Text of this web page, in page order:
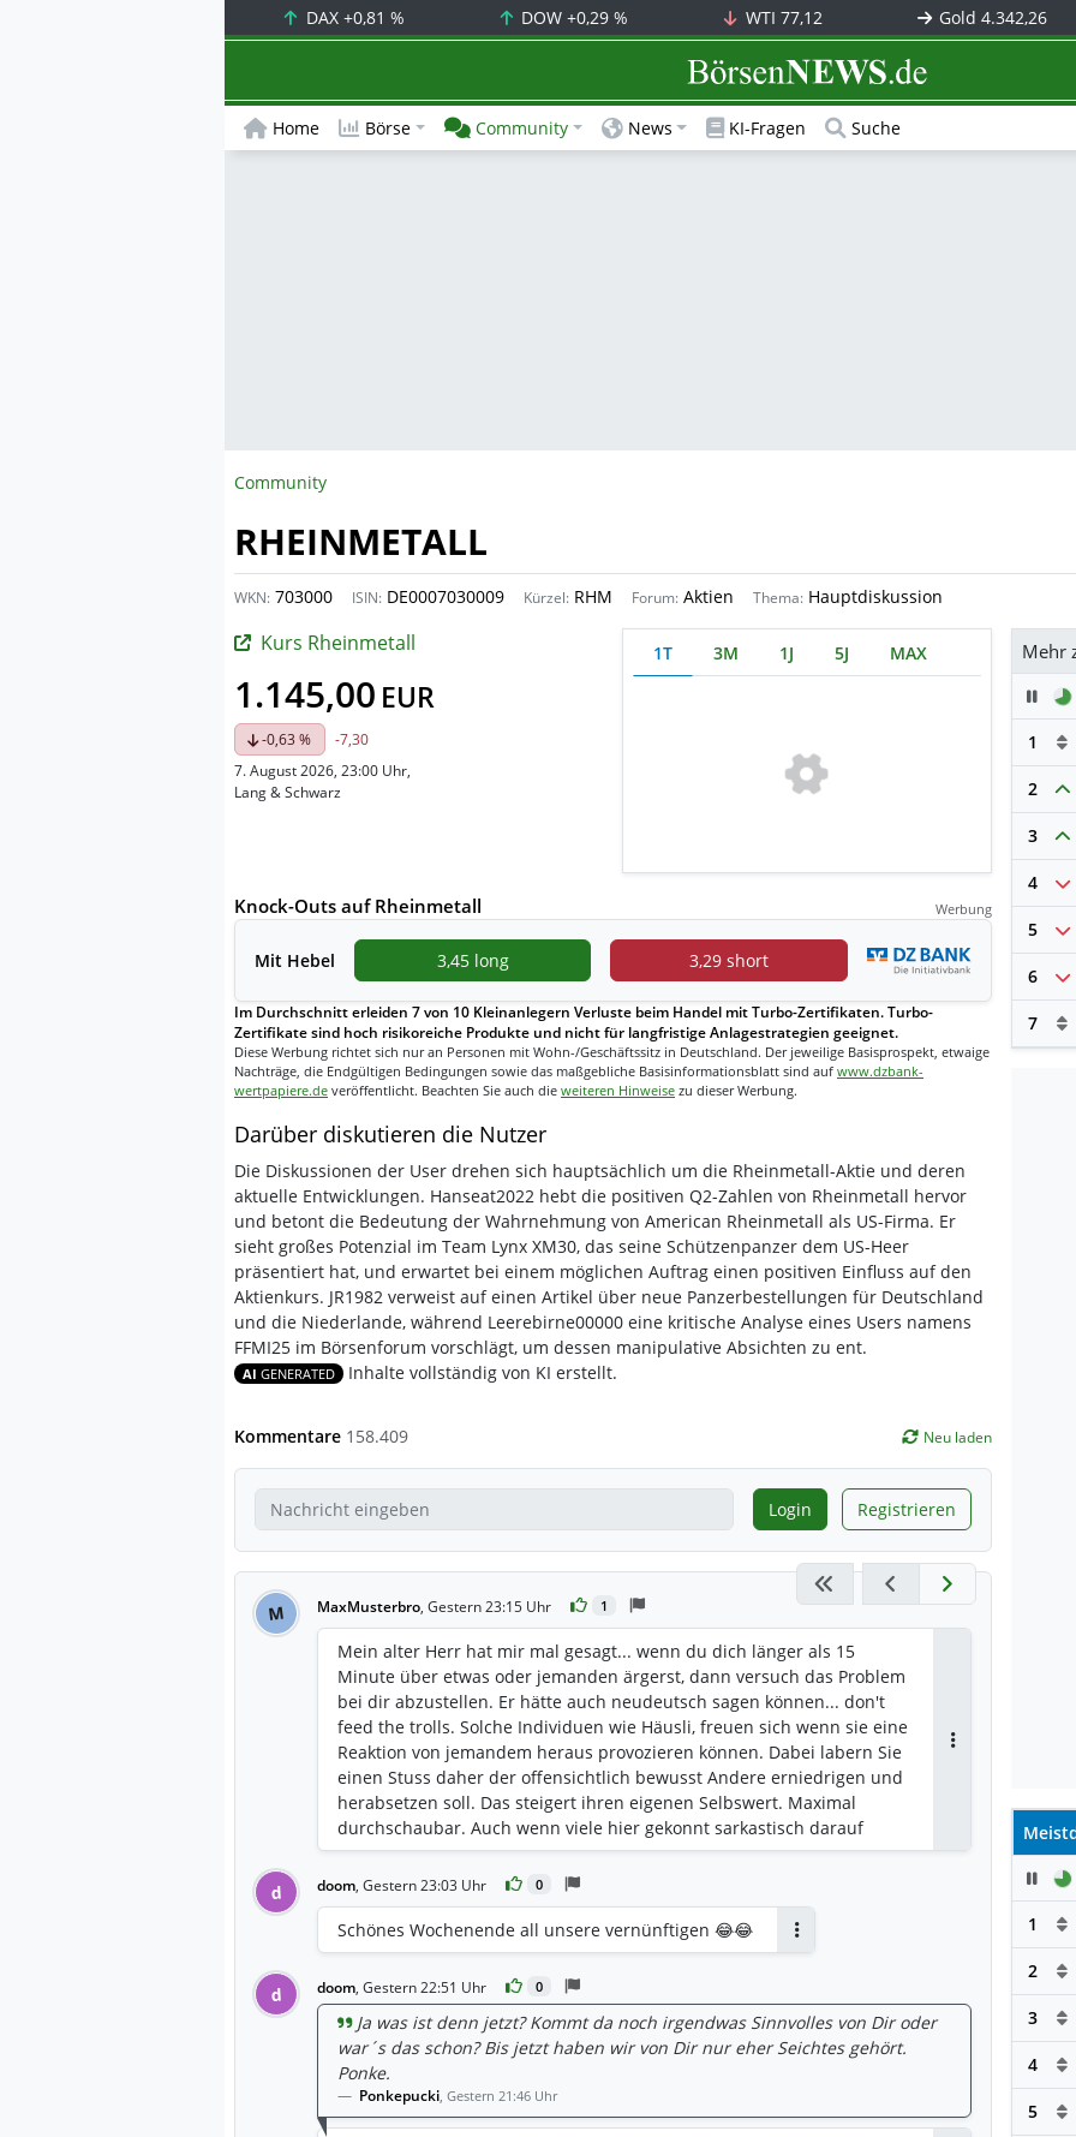
DAX +0,81 % DOW+0,29 % WTI 77,12 Gold4.342,26
BörsenNEWS.de
Home Börse Community News KI-Fragen Suche
Community
RHEINMETALL
WKN: 703000 ISIN: DE0007030009 Kürzel: RHM Forum: Aktien Thema: Hauptdiskussion
Kurs Rheinmetall
1.145,00 EUR
-0,63 %
-7,30
7. August 2026, 23:00 Uhr,
Lang & Schwarz
1T 3M 1J 5J MAX
Knock-Outs auf Rheinmetall Werbung
Mit Hebel 3,45 long 3,29 short
Im Durchschnitt erleiden 7 von 10 Kleinanlegern Verluste beim Handel mit Turbo-Zertifikaten. Turbo-
Zertifikate sind hoch risikoreiche Produkte und nicht für langfristige Anlagestrategien geeignet.
Diese Werbung richtet sich nur an Personen mit Wohn-/Geschäftssitz in Deutschland. Der jeweilige Basisprospekt, etwaige
Nachträge, die Endgültigen Bedingungen sowie das maßgebliche Basisinformationsblatt sind auf www.dzbank-
wertpapiere.de veröffentlicht. Beachten Sie auch die weiteren Hinweise zu dieser Werbung.
Darüber diskutieren die Nutzer
Die Diskussionen der User drehen sich hauptsächlich um die Rheinmetall-Aktie und deren
aktuelle Entwicklungen. Hanseat2022 hebt die positiven Q2-Zahlen von Rheinmetall hervor
und betont die Bedeutung der Wahrnehmung von American Rheinmetall als US-Firma. Er
sieht großes Potenzial im Team Lynx XM30, das seine Schützenpanzer dem US-Heer
präsentiert hat, und erwartet bei einem möglichen Auftrag einen positiven Einfluss auf den
Aktienkurs. JR1982 verweist auf einen Artikel über neue Panzerbestellungen für Deutschland
und die Niederlande, während Leerebirne00000 eine kritische Analyse eines Users namens
FFMI25 im Börsenforum vorschlägt, um dessen manipulative Absichten zu ent.
AI GENERATED Inhalte vollständig von KI erstellt.
Kommentare 158.409 Neu laden
Login Registrieren
M MaxMusterbro, Gestern 23:15 Uhr 1
Mein alter Herr hat mir mal gesagt... wenn du dich länger als 15
Minute über etwas oder jemanden ärgerst, dann versuch das Problem
bei dir abzustellen. Er hätte auch neudeutsch sagen können... don't
feed the trolls. Solche Individuen wie Häusli, freuen sich wenn sie eine
Reaktion von jemandem heraus provozieren können. Dabei labern Sie
einen Stuss daher der offensichtlich bewusst Andere erniedrigen und
herabsetzen soll. Das steigert ihren eigenen Selbswert. Maximal
durchschaubar. Auch wenn viele hier gekonnt sarkastisch darauf
eingehen... Typen mit narzistischen Zügen sollten konsequent
ignoriert werden, um ihnen ihre Bedeutungslosigkeit zu spiegeln.
Kann ich jedem empfehlen. Wirkt für einen selbst katarsisch so einem
Deppen nicht auch noch Aufmerksamkeit zu schenken
d doom, Gestern 23:03 Uhr 0
Schönes Wochenende all unsere vernünftigen 😂😂
d doom, Gestern 22:51 Uhr 0
Ja was ist denn jetzt? Kommt da noch irgendwas Sinnvolles von Dir oder
war´s das schon? Bis jetzt haben wir von Dir nur eher Seichtes gehört.
Ponke.
Ponkepucki, Gestern 21:46 Uhr
Mehr
1
2
3
4
5
6
7
1
2
3
4
5